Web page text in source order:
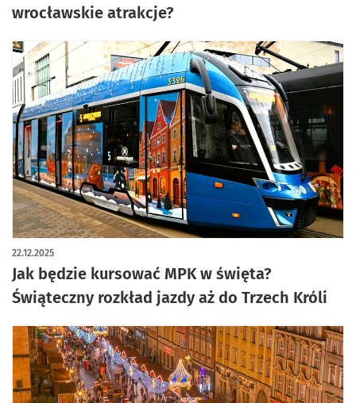
wrocławskie atrakcje?
Jak będzie kursować MPK w święta?
Świąteczny rozkład jazdy aż do Trzech Króli
22.12.2025